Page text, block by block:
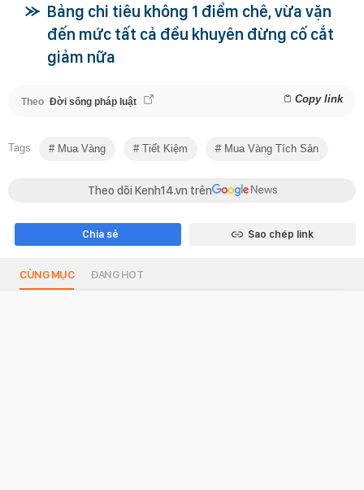
Bảng chi tiêu không 1 điểm chê, vừa vặn
đến mức tất cả đều khuyên đừng cố cắt
giảm nữa
Theo Đời sống pháp luật Copy link
Tags Mua Vàng Tiết Kiệm Mua Vàng Tích Sản
Theo dõi Kenh14.vn trên
Chia sẻ Sao chép link
CÙNG MỤC ĐANG HOT